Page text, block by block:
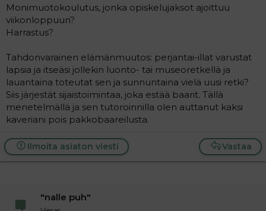
Monimuotokoulutus, jonka opiskelujaksot ajoittuu
viikonloppuun?
Harrastus?
Tahdonvarainen elämänmuutos: perjantai-illat varustat
lapsia ja itseäsi jollekin luonto- tai museoretkellä ja
lauantaina toteutat sen ja sunnuntaina vielä uusi retki?
Siis järjestät sijaistoimintaa, joka estää baarit. Tällä
menetelmällä ja sen tutoroinnilla olen auttanut kaksi
kaveriani pois pakkobaareilusta.
Vastaa
Ilmoita asiaton viesti
"nalle puh"